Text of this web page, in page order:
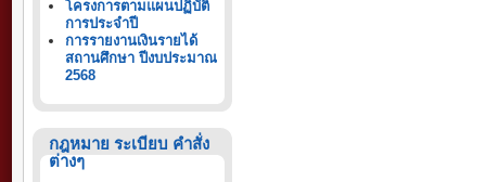
โครงการตามแผนปฏิบัติ
การประจำปี
การรายงานเงินรายได้
สถานศึกษา ปีงบประมาณ
2568
กฎหมาย ระเบียบ คำสั่ง
ต่างๆ